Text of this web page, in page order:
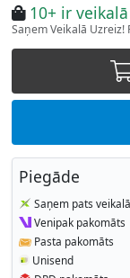
10+ ir veikalā
Saņem Veikalā Uzreiz!
Piegāde
Saņem pats veikalā
Venipak pakomāts
Pasta pakomāts
Unisend